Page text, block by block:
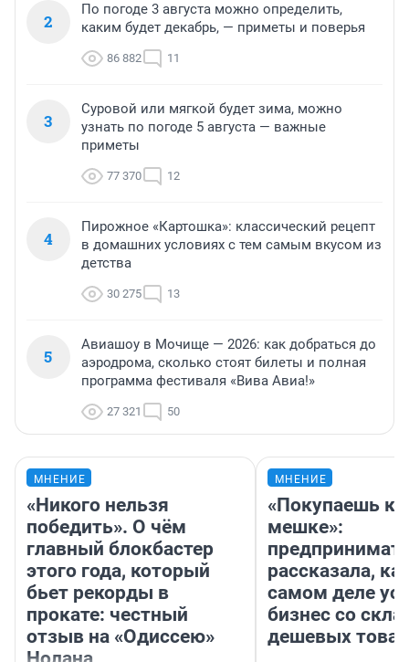
2
По погоде 3 августа можно определить,
каким будет декабрь, — приметы и поверья
86 882 11
3
Суровой или мягкой будет зима, можно
узнать по погоде 5 августа — важные
приметы
77 370 12
4
Пирожное «Картошка»: классический рецепт
в домашних условиях с тем самым вкусом из
детства
30 275 13
5
Авиашоу в Мочище — 2026: как добраться до
аэродрома, сколько стоят билеты и полная
программа фестиваля «Вива Авиа!»
27 321 50
МНЕНИЕ
«Никого нельзя
победить». О чём
главный блокбастер
этого года, который
бьет рекорды в
прокате: честный
отзыв на «Одиссею»
МНЕНИЕ
«Покупаешь
мешке»:
рассказала,
самом деле
бизнес со
дешевых